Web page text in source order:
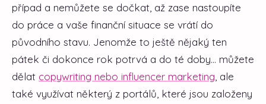
případ a nemůžete se dočkat, až zase nastoupíte
do práce a vaše finanční situace se vrátí do
původního stavu. Jenomže to ještě nějaký ten
pátek či dokonce rok potrvá a do té doby... můžete
dělat copywriting nebo influencer marketing , ale
také využívat některý z portálů, které jsou založeny